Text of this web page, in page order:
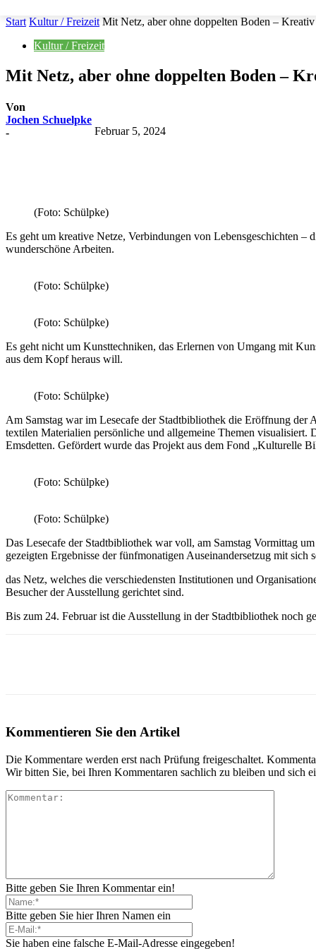
Start Kultur / Freizeit Mit Netz, aber ohne doppelten Boden –
Kultur / Freizeit
Mit Netz, aber ohne doppelten Boden –
Von
Jochen Schuelpke
-
Februar 5, 2024
(Foto: Schülpke)
Es geht um kreative Netze, Verbindungen von Lebensgeschichten
wunderschöne Arbeiten.
(Foto: Schülpke)
(Foto: Schülpke)
Es geht nicht um Kunsttechniken, das Erlernen von Umgang mit
aus dem Kopf heraus will.
(Foto: Schülpke)
Am Samstag war im Lesecafe der Stadtbibliothek die Eröffnung der
textilen Materialien persönliche und allgemeine Themen visualisiert.
Emsdetten. Gefördert wurde das Projekt aus dem Fond „Kulturelle
(Foto: Schülpke)
(Foto: Schülpke)
Das Lesecafe der Stadtbibliothek war voll, am Samstag Vormittag
gezeigten Ergebnisse der fünfmonatigen Auseinandersetzug mit sich
das Netz, welches die verschiedensten Institutionen und
Besucher der Ausstellung gerichtet sind.
Bis zum 24. Februar ist die Ausstellung in der Stadtbibliothek noch
Kommentieren Sie den Artikel
Die Kommentare werden erst nach Prüfung freigeschaltet.
Wir bitten Sie, bei Ihren Kommentaren sachlich zu bleiben und sich
Bitte geben Sie Ihren Kommentar ein!
Bitte geben Sie hier Ihren Namen ein
Sie haben eine falsche E-Mail-Adresse eingegeben!